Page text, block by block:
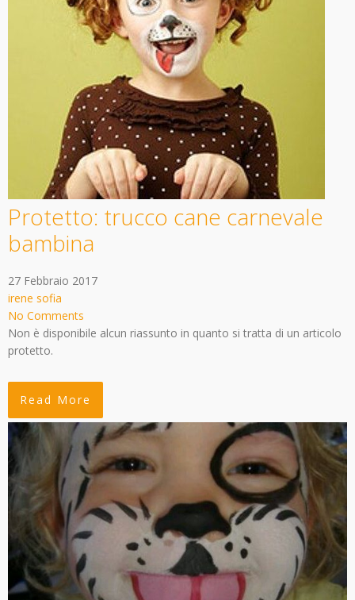
Protetto: trucco cane carnevale
bambina
27 Febbraio 2017
irene sofia
No Comments
Non è disponibile alcun riassunto in quanto si tratta di un articolo
protetto.
Read More